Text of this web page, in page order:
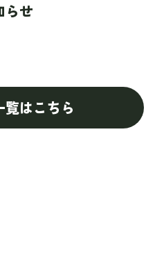
らせ
覧はこちら